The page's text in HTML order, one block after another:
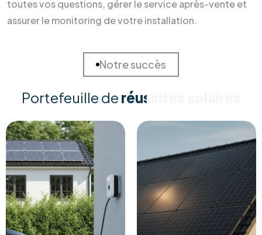
Solutions Sur Mesure
étude approfondie de votre consommation et de
votre toiture pour concevoir la solution la plus rentable
et adaptée à vos besoins spécifiques.
Installation Certifiée
Nos équipes techniques qualifiées assurent une pose
irréprochable, conforme aux normes de sécurité
(RGIE). Nous garantissons une intégration esthétique et